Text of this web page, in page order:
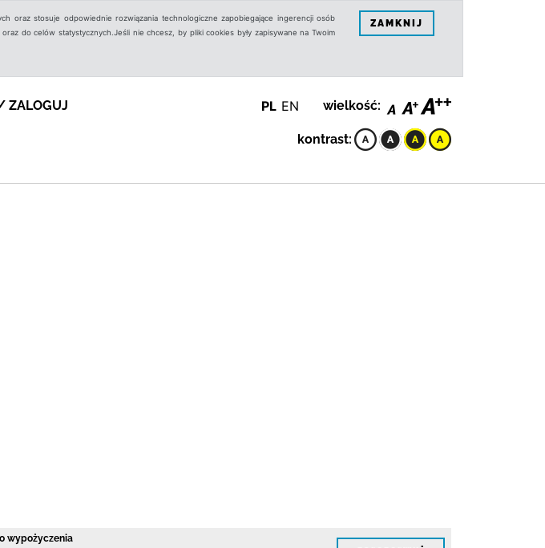
oraz stosuje odpowiednie rozwiązania technologiczne zapobiegające ingerencji osób
do celów statystycznych.Jeśli nie chcesz, by pliki cookies były zapisywane na Twoim
ZAMKNIJ
ZALOGUJ PL EN wielkość:
kontrast:
wypożyczenia